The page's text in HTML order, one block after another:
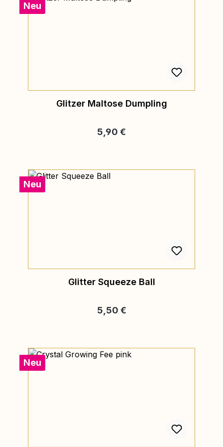
Neu
Glitzer Maltose Dumpling
Regulärer Preis:
5,90 €
Neu
Glitter Squeeze Ball
Regulärer Preis:
5,50 €
Neu